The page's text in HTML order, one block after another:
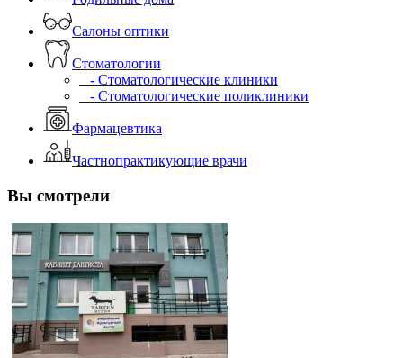
Салоны оптики
Стоматологии
- Стоматологические клиники
- Стоматологические поликлиники
Фармацевтика
Частнопрактикующие врачи
Вы смотрели